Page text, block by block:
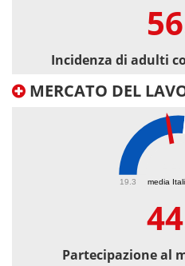
Incidenza di adulti
MERCATO DEL
media
19.3
Partecipazione al